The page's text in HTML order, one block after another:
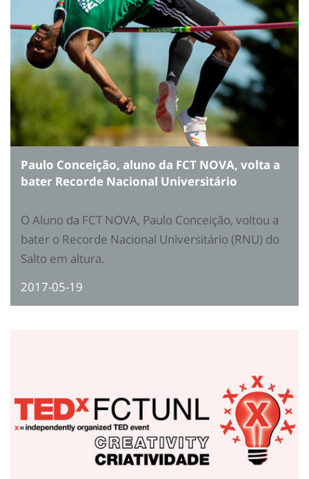
Paulo Conceição, aluno da FCT NOVA, volta a
bater Recorde Nacional Universitário
O Aluno da FCT NOVA, Paulo Conceição, voltou a
bater o Recorde Nacional Universitário (RNU) do
Salto em altura.
2017-05-19